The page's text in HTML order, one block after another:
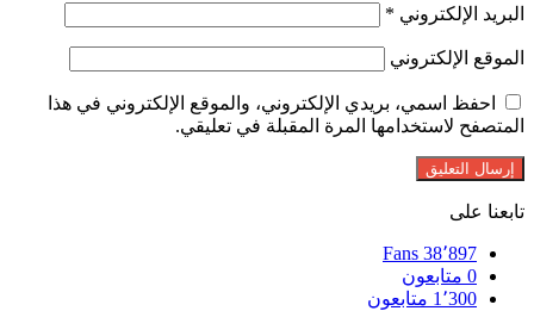
البريد الإلكتروني *
الموقع الإلكتروني
احفظ اسمي، بريدي الإلكتروني، والموقع الإلكتروني في هذا
المتصفح لاستخدامها المرة المقبلة في تعليقي.
تابعنا على
38٬897 Fans
0 متابعون
1٬300 متابعون